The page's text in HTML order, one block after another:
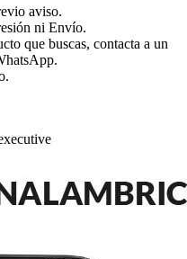
aviso.
ni Envío.
que buscas, contacta a un